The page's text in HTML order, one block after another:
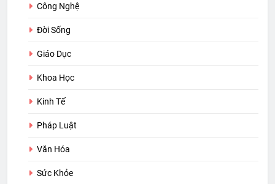
Công Nghệ
Đời Sống
Giáo Dục
Khoa Học
Kinh Tế
Pháp Luật
Văn Hóa
Sức Khỏe